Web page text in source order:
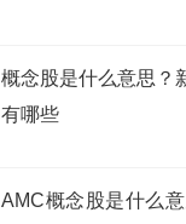
概念股是什么意思？
有哪些
AMC概念股是什么